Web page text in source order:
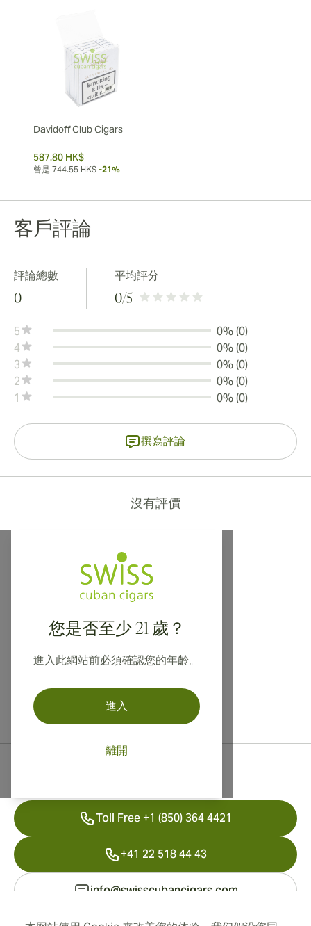
Davidoff Club Cigars
587.80 HK$
曾是 744.55 HK$ -21%
客戶評論
評論總數
0
平均評分
0/5
5
0% (0)
4
0% (0)
3
0% (0)
2
0% (0)
1
0% (0)
撰寫評論
沒有評價
您是否至少 21 歲？
進入此網站前必須確認您的年齡。
進入
離開
提供寄往加拿大、英國及澳洲的國際運送服務！
Toll Free +1 (850) 364 4421
+41 22 518 44 43
info@swisscubancigars.com